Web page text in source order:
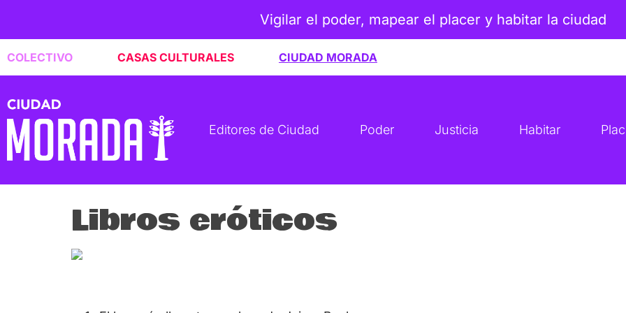
Vigilar el poder, mapear el placer y habitar la ciudad
COLECTIVO CASAS CULTURALES CIUDAD MORADA
Editores de Ciudad Poder Justicia Habitar
Libros eróticos